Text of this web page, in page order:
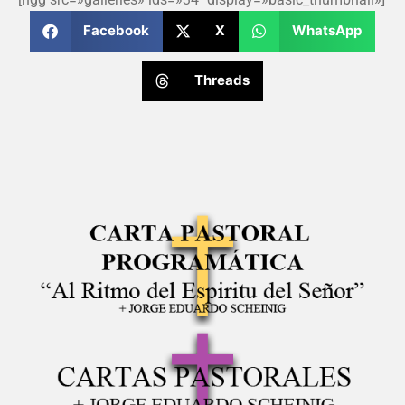
Facebook
X WhatsApp
Threads